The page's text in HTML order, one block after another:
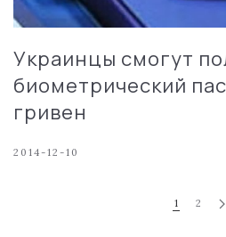
Украинцы смогут
биометрический
гривен
2014-12-10
1 2